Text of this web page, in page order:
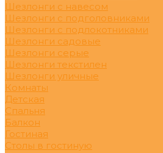
Шезлонги с навесом
Шезлонги с подголовниками
Шезлонги с подлокотниками
Шезлонги садовые
Шезлонги серые
Шезлонги текстилен
Шезлонги уличные
Комнаты
Детская
Спальня
Балкон
Гостиная
Столы в гостиную